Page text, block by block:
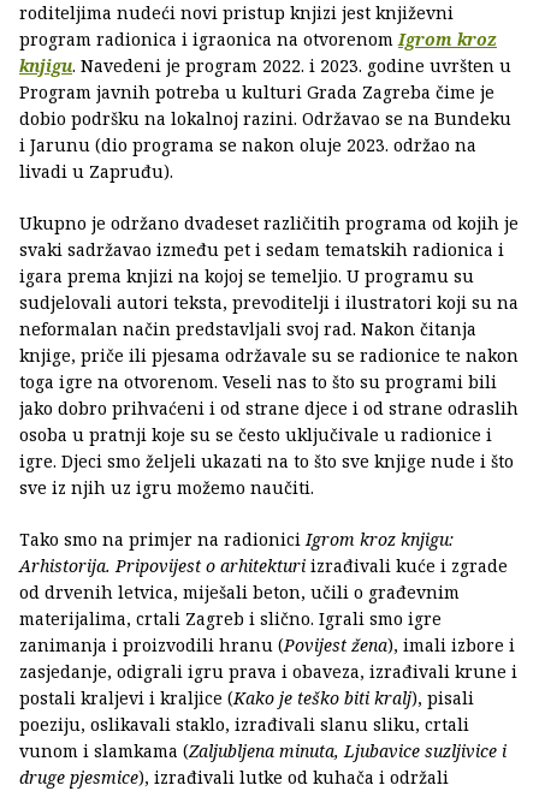
roditeljima nudeći novi pristup knjizi jest književni
program radionica i igraonica na otvorenomIgrom kroz
knjigu. Navedeni je program 2022. i 2023. godine uvršten u
Program javnih potreba u kulturi Grada Zagreba čime je
dobio podršku na lokalnoj razini. Održavao se na Bundeku
i Jarunu (dio programa se nakon oluje 2023. održao na
livadi u Zapruđu).
Ukupno je održano dvadeset različitih programa od kojih je
svaki sadržavao između pet i sedam tematskih radionica i
igara prema knjizi na kojoj se temeljio. U programu su
sudjelovali autori teksta, prevoditelji i ilustratori koji su na
neformalan način predstavljali svoj rad. Nakon čitanja
knjige, priče ili pjesama održavale su se radionice te nakon
toga igre na otvorenom. Veseli nas to što su programi bili
jako dobro prihvaćeni i od strane djece i od strane odraslih
osoba u pratnji koje su se često uključivale u radionice i
igre. Djeci smo željeli ukazati na to što sve knjige nude i što
sve iz njih uz igru možemo naučiti.
Tako smo na primjer na radioniciIgrom kroz knjigu:
Arhistorija. Pripovijest o arhitekturi izrađivali kuće i zgrade
od drvenih letvica, miješali beton, učili o građevnim
materijalima, crtali Zagreb i slično. Igrali smo igre
zanimanja i proizvodili hranu (Povijest žena), imali izbore i
zasjedanje, odigrali igru prava i obaveza, izrađivali krune i
postali kraljevi i kraljice (Kako je teško biti kralj), pisali
poeziju, oslikavali staklo, izrađivali slanu sliku, crtali
vunom i slamkama (Zaljubljena minuta, Ljubavice suzljivice i
druge pjesmice), izrađivali lutke od kuhača i održali